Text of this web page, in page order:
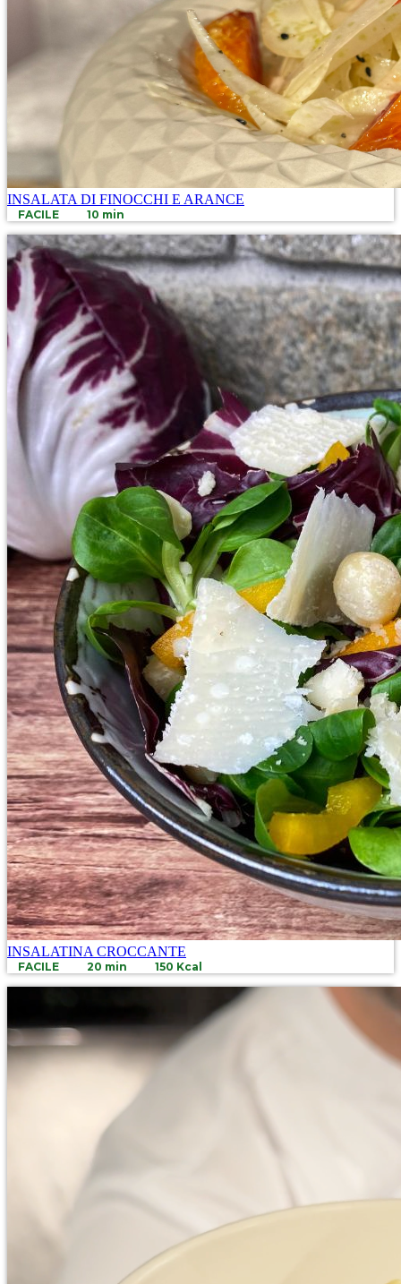
INSALATA DI FINOCCHI E ARANCE
FACILE 10 min
INSALATINA CROCCANTE
FACILE 20 min 150 Kcal